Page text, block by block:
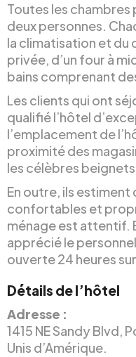
Toutes les chambres
deux personnes.
la climatisation et du
privée, d’un four à
bains comprenant
Les clients qui ont
qualifié l’hôtel
l’emplacement de
proximité des
les célèbres
En outre, ils estiment
confortables et
ménage est attentif.
apprécié le
ouverte 24 heures
Détails de l’hôtel
Adresse :
1415 NE Sandy Blvd,
Unis d’Amérique.